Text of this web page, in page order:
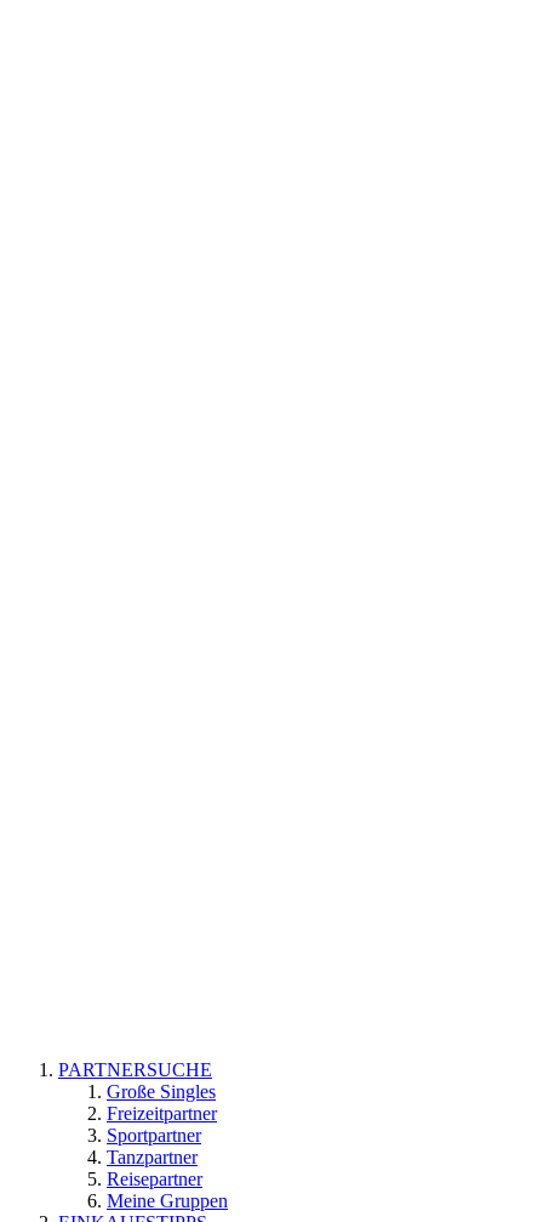
PARTNERSUCHE
Große Singles
Freizeitpartner
Sportpartner
Tanzpartner
Reisepartner
Meine Gruppen